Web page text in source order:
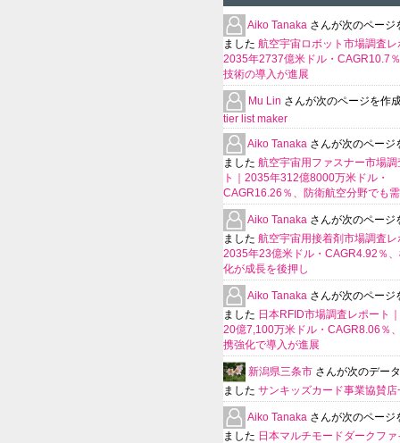
Aiko Tanaka さんが次のページ
ました 航空宇宙ロボット市場調査レ
2035年2737億米ドル・CAGR10.7
技術の導入が進展
Mu Lin さんが次のページを作
tier list maker
Aiko Tanaka さんが次のページ
ました 航空宇宙用ファスナー市場調
ト｜2035年312億8000万米ドル・
CAGR16.26％、防衛航空分野でも
Aiko Tanaka さんが次のページ
ました 航空宇宙用接着剤市場調査レ
2035年23億米ドル・CAGR4.92％
化が成長を後押し
Aiko Tanaka さんが次のページ
ました 日本RFID市場調査レポート
20億7,100万米ドル・CAGR8.06％
携強化で導入が進展
新潟県三条市 さんが次のデー
ました サンキッズカード事業協賛店
Aiko Tanaka さんが次のページ
ました 日本マルチモードダークフ